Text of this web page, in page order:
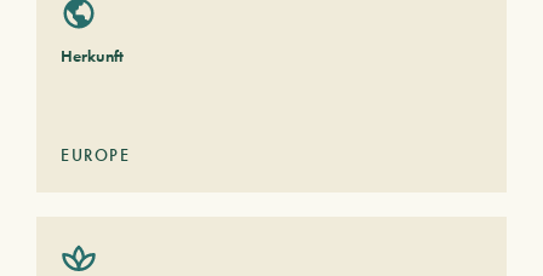
Herkunft
EUROPE